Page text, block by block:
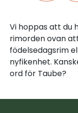
Vi hoppas att du
rimorden ovan
födelsedagsrim
nyfikenhet.
ord för Taube?